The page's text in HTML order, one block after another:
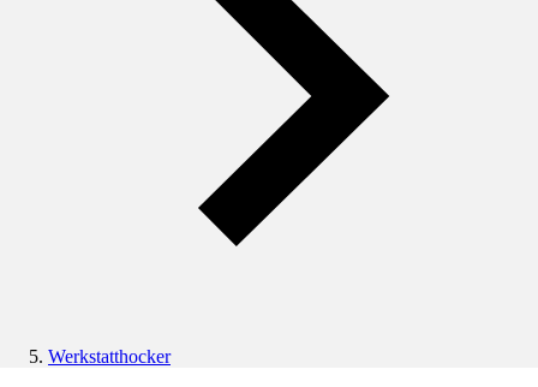
Werkstatthocker